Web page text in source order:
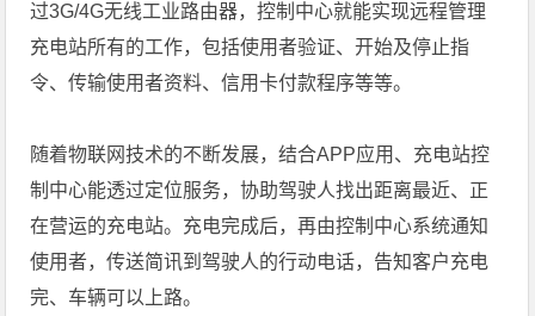
过3G/4G无线工业路由器，控制中心就能实现远程管理
充电站所有的工作，包括使用者验证、开始及停止指
令、传输使用者资料、信用卡付款程序等等。
随着物联网技术的不断发展，结合APP应用、充电站控
制中心能透过定位服务，协助驾驶人找出距离最近、正
在营运的充电站。充电完成后，再由控制中心系统通知
使用者，传送简讯到驾驶人的行动电话，告知客户充电
完、车辆可以上路。